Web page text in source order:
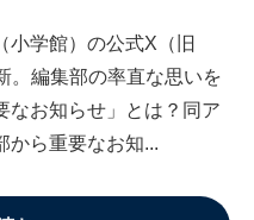
小学館）の公式X（旧
。編集部の率直な思いを
なお知らせ」とは？同ア
から重要なお知...